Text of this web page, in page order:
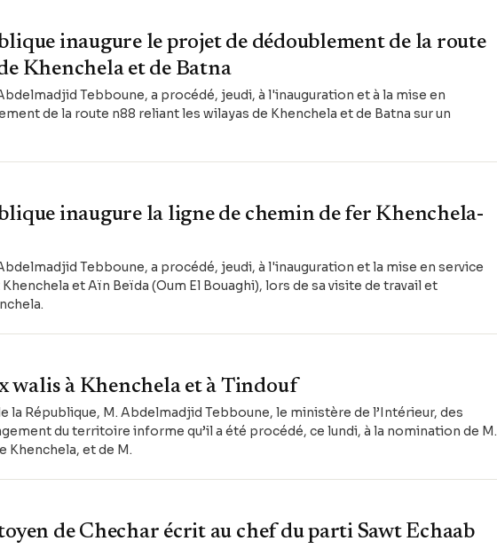
inaugure le projet de dédoublement de la route
Khenchela et de Batna
Tebboune, a procédé, jeudi, à l'inauguration et à la mise en
de la route n88 reliant les wilayas de Khenchela et de Batna sur un
inaugure la ligne de chemin de fer Khenchela-
Tebboune, a procédé, jeudi, à l'inauguration et la mise en service
et Aïn Beïda (Oum El Bouaghi), lors de sa visite de travail et
walis à Khenchela et à Tindouf
République, M. Abdelmadjid Tebboune, le ministère de l’Intérieur, des
du territoire informe qu’il a été procédé, ce lundi, à la nomination de M.
Khenchela, et de M.
de Chechar écrit au chef du parti Sawt Echaab